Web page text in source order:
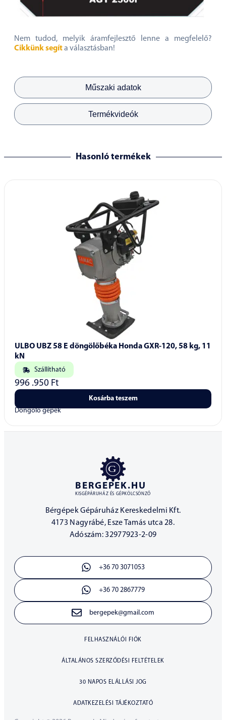
Műszaki adatok
Termékvideók
Nem tudod, melyik áramfejlesztő lenne a megfelelő?
Cikkünk segíta választásban!
Hasonló termékek
ULBO UBZ 58 E döngölőbéka Honda GXR-120, 58 kg, 11
kN
Szállítható
996 .950 Ft
Kosárba teszem
Döngölő gépek
BERGEPEK.HU
KISGÉPÁRUHÁZ ÉS GÉPKÖLCSÖNZŐ
Bérgépek Gépáruház Kereskedelmi Kft.
4173 Nagyrábé, Esze Tamás utca 28.
Adószám: 32977923-2-09
+36 70 3071053
+36 70 2867779
bergepek@gmail.com
FELHASZNÁLÓI FIÓK
ÁLTALÁNOS SZERZŐDÉSI FELTÉTELEK
30 NAPOS ELÁLLÁSI JOG
ADATKEZELÉSI TÁJÉKOZTATÓ